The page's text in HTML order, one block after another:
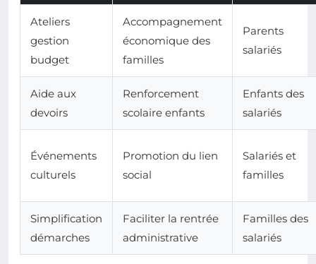
Ateliers
gestion
budget
Accompagnement
économique des
familles
Parents
salariés
Aide aux
devoirs
Renforcement
scolaire enfants
Enfants des
salariés
Événements
culturels
Promotion du lien
social
Salariés et
familles
Simplification
démarches
Faciliter la rentrée
administrative
Familles des
salariés